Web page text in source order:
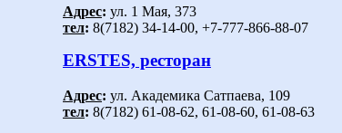
Адрес: ул. 1 Мая, 373
тел: 8(7182) 34-14-00, +7-777-866-88-07
ERSTES, ресторан
Адрес: ул. Академика Сатпаева, 109
тел: 8(7182) 61-08-62, 61-08-60, 61-08-63